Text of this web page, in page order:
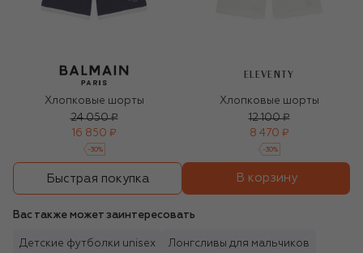
Хлопковые шорты
24 050 ₽
16 850 ₽
-30%
ELEVENTY
Хлопковые шорты
12 100 ₽
8 470 ₽
-30%
Быстрая покупка В корзину
Вас также может заинтересовать
Детские футболки unisex Лонгсливы для мальчиков